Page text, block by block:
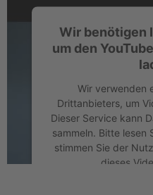
Wir benötigen
um den
Wir verwenden
Drittanbieters, um
Dieser Service kann
sammeln. Bitte lesen
stimmen Sie der
dieses